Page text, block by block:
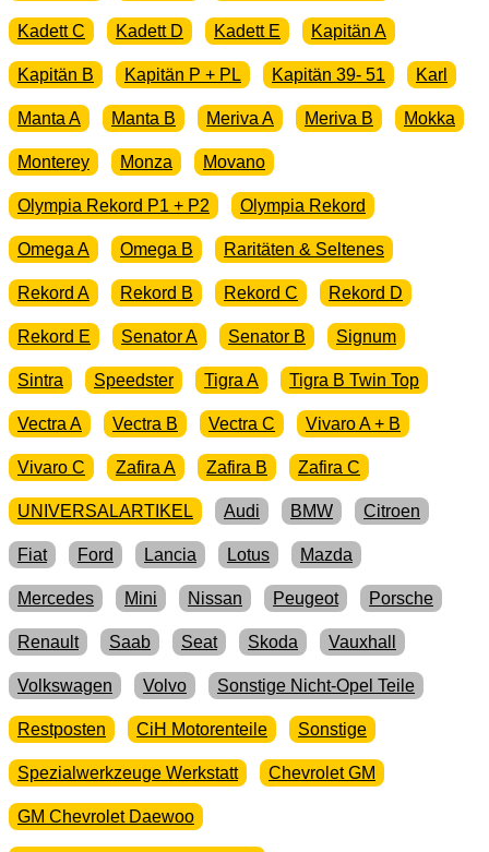
Kadett C Kadett D Kadett E Kapitän A
Kapitän B Kapitän P + PL Kapitän 39- 51 Karl
Manta A Manta B Meriva A Meriva B Mokka
Monterey Monza Movano
Olympia Rekord P1 + P2 Olympia Rekord
Omega A Omega B Raritäten & Seltenes
Rekord A Rekord B Rekord C Rekord D
Rekord E Senator A Senator B Signum
Sintra Speedster Tigra A Tigra B Twin Top
Vectra A Vectra B Vectra C Vivaro A + B
Vivaro C Zafira A Zafira B Zafira C
UNIVERSALARTIKEL Audi BMW Citroen
Fiat Ford Lancia Lotus Mazda
Mercedes Mini Nissan Peugeot Porsche
Renault Saab Seat Skoda Vauxhall
Volkswagen Volvo Sonstige Nicht-Opel Teile
Restposten CiH Motorenteile Sonstige
Spezialwerkzeuge Werkstatt Chevrolet GM
GM Chevrolet Daewoo